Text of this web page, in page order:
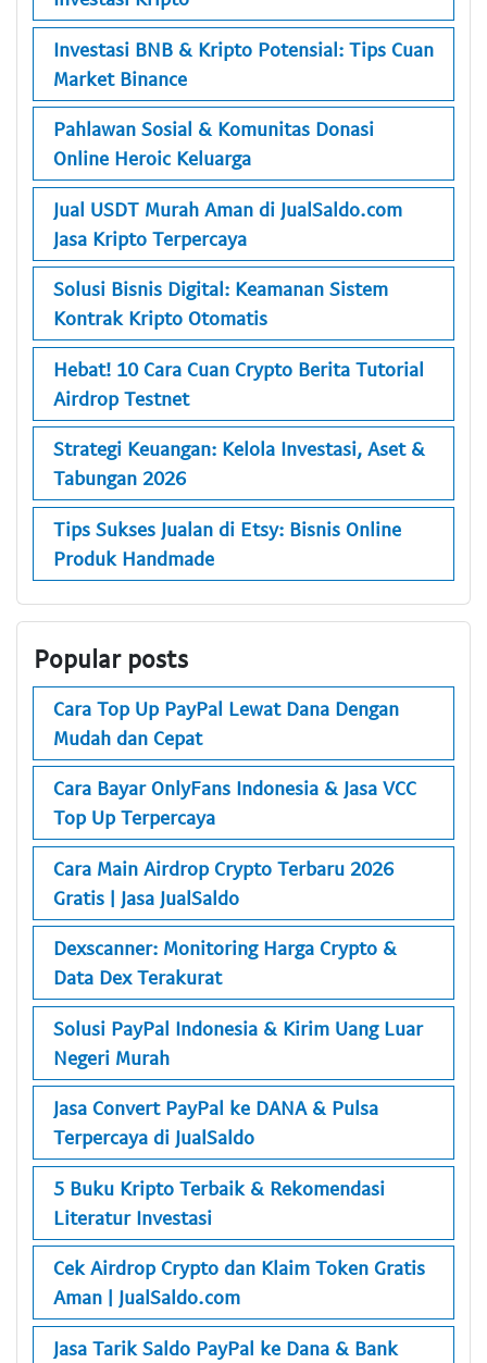
Investasi BNB & Kripto Potensial: Tips Cuan
Market Binance
Pahlawan Sosial & Komunitas Donasi
Online Heroic Keluarga
Jual USDT Murah Aman di JualSaldo.com
Jasa Kripto Terpercaya
Solusi Bisnis Digital: Keamanan Sistem
Kontrak Kripto Otomatis
Hebat! 10 Cara Cuan Crypto Berita Tutorial
Airdrop Testnet
Strategi Keuangan: Kelola Investasi, Aset &
Tabungan 2026
Tips Sukses Jualan di Etsy: Bisnis Online
Produk Handmade
Popular posts
Cara Top Up PayPal Lewat Dana Dengan
Mudah dan Cepat
Cara Bayar OnlyFans Indonesia & Jasa VCC
Top Up Terpercaya
Cara Main Airdrop Crypto Terbaru 2026
Gratis | Jasa JualSaldo
Dexscanner: Monitoring Harga Crypto &
Data Dex Terakurat
Solusi PayPal Indonesia & Kirim Uang Luar
Negeri Murah
Jasa Convert PayPal ke DANA & Pulsa
Terpercaya di JualSaldo
5 Buku Kripto Terbaik & Rekomendasi
Literatur Investasi
Cek Airdrop Crypto dan Klaim Token Gratis
Aman | JualSaldo.com
Jasa Tarik Saldo PayPal ke Dana & Bank